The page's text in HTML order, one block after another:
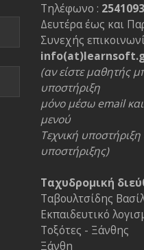
Τηλέφωνο :
Δευτέρα έως και
Συνεχής
(αν είστε μαθητής
υποστήριξη
μόνο μέσω email και
μενού
Τεχνική
υποστήριξης)
Ταχυδρομική
Ταβουλτσίδης
Εκπαιδευτικό
Τοξότες - Ξάνθης
Ξάνθη